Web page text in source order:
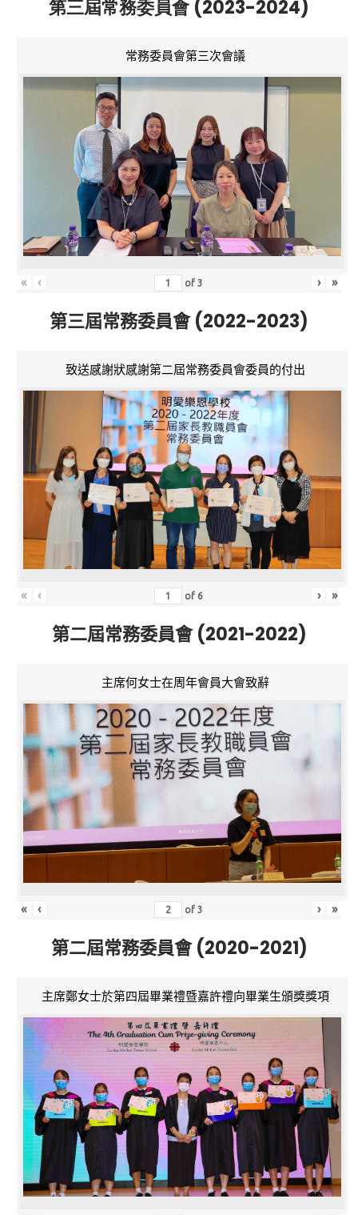
第三屆常務委員會 (2023-2024)
常務委員會第三次會議
« ‹ of3 › »
第三屆常務委員會 (2022-2023)
致送感謝狀感謝第二屆常務委員會委員的付出
« ‹ of 6 › »
第二屆常務委員會 (2021-2022)
主席何女士在周年會員大會致辭
« ‹ of3 › »
第二屆常務委員會 (2020-2021)
主席鄭女士於第四屆畢業禮暨嘉許禮向畢業生頒獎獎項